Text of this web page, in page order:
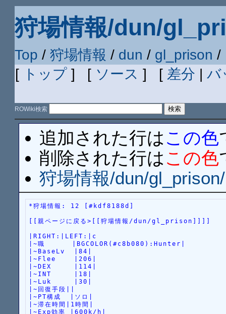
狩場情報/dun/
Top /狩場情報 / dun / gl_prison /
[ トップ] [ ソース ] [ 差分 | バ
ROWiki検索
追加された行は この色
削除された行は この色
狩場情報/dun/
*狩場情報: 12 [#kdf8188d]
[[親ページに戻る>[[狩場情報/dun/gl_prison]]]]
|RIGHT:|LEFT:|c
|~職      |BGCOLOR(#c8b080):Hunter|
|~BaseLv  |84|
|~Flee    |206|
|~DEX     |114|
|~INT     |18|
|~Luk     |30|
|~回復手段||
|~PT構成  |ソロ|
|~滞在時間|1時間|
|~Exp効率 |600k/h|